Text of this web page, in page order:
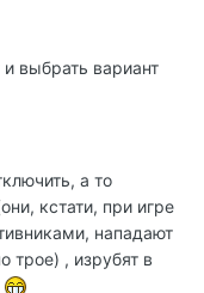
выбрать вариант
а то
кстати, при игре
нападают
трое) , изрубят в